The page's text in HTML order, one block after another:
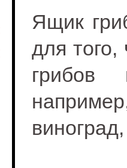
Ящик
для
грибов